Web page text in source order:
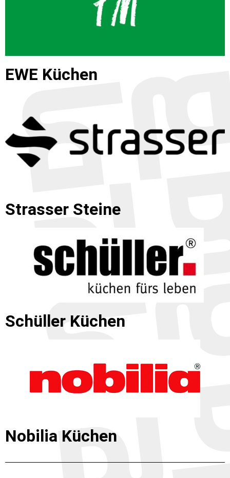
EWE Küchen
Strasser Steine
Schüller Küchen
Nobilia Küchen